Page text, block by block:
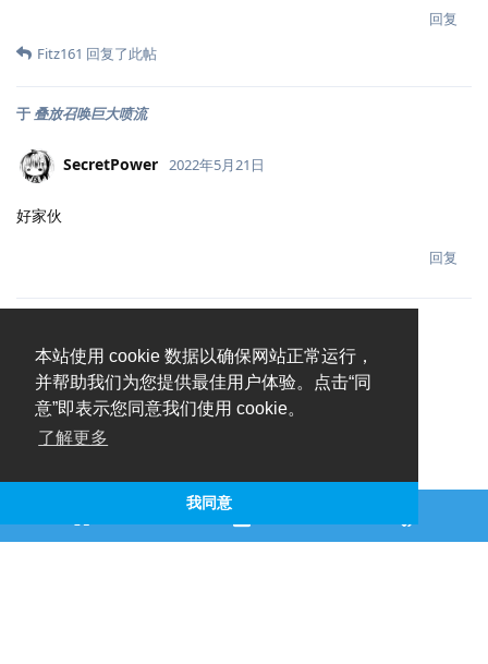
本站使用 cookie 数据以确保网站正常运行，
并帮助我们为您提供最佳用户体验。点击“同
意”即表示您同意我们使用 cookie。
了解更多
我同意
回复
Fitz161 回复了此帖
于 叠放召唤巨大喷流
SecretPower 2022年5月21日
好家伙
回复